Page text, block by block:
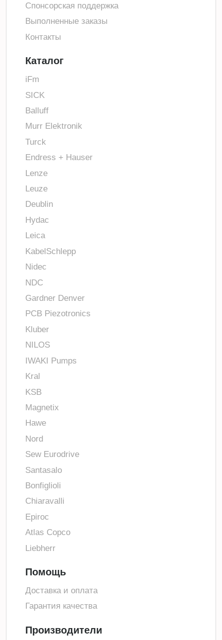
Спонсорская поддержка
Выполненные заказы
Контакты
Каталог
iFm
SICK
Balluff
Murr Elektronik
Turck
Endress + Hauser
Lenze
Leuze
Deublin
Hydac
Leica
KabelSchlepp
Nidec
NDC
Gardner Denver
PCB Piezotronics
Kluber
NILOS
IWAKI Pumps
Kral
KSB
Magnetix
Hawe
Nord
Sew Eurodrive
Santasalo
Bonfiglioli
Chiaravalli
Epiroc
Atlas Copco
Liebherr
Помощь
Доставка и оплата
Гарантия качества
Производители